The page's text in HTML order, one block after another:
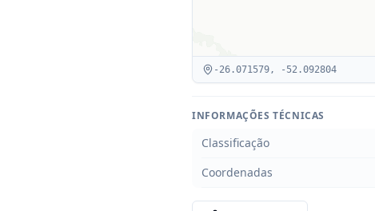
-26.071579, -52.092804
INFORMAÇÕES TÉCNICAS
Classificação
Coordenadas